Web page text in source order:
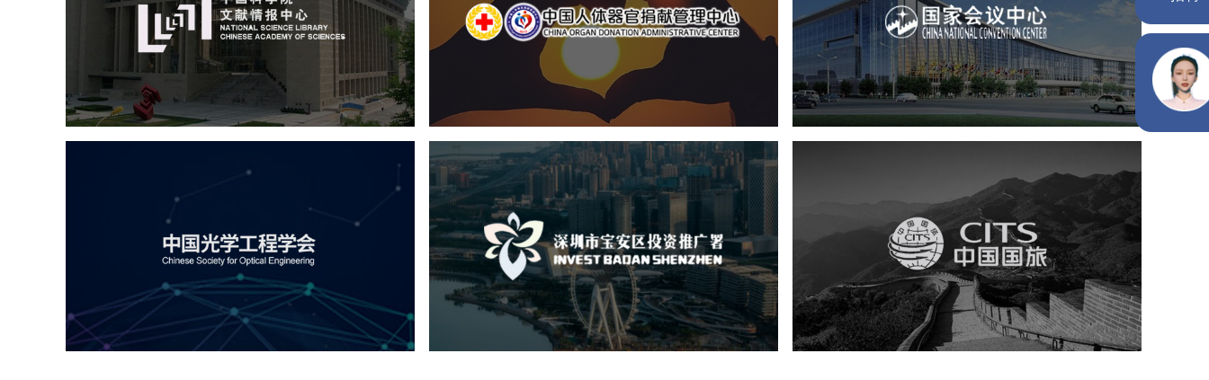
机构组织 网站建设
虚拟展厅
博物馆展厅设计
数字博物馆建设
展厅空间设计
北京展厅设计
产品展厅设计
企业展厅设计
公司展厅设计
国企 品牌官网
网站设计
服务行业 专业服务 网站建设 网站设计
中国光学工程学会
机构组织 国企 品牌官网
网站建设
网站设计
深圳市宝安区投资推广署
机构组织 国企 品牌官网
网站建设
网站设计
中国国旅
旅游休闲 电商网站 网站建设